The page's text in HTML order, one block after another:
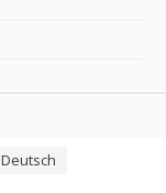
Deutsch